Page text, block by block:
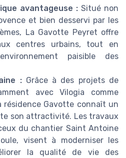
avantageuse : Situé non
et bien desservi par les
La Gavotte Peyret offre
centres urbains, tout en
paisible des
:Grâce à des projets de
avec Vilogia comme
résidence Gavotte connaît un
son attractivité. Les travaux
du chantier Saint Antoine
visent à moderniser les
la qualité de vie des